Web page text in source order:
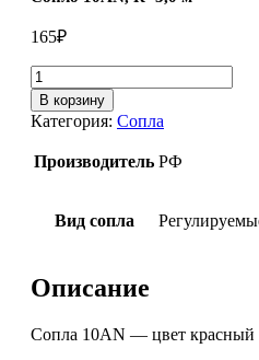
165₽
Количество
товара
Сопло
10AN,
R=3,0
м
В корзину
Категория: Сопла
Производитель РФ
Вид сопла
Описание
Сопла 10AN — цвет красный